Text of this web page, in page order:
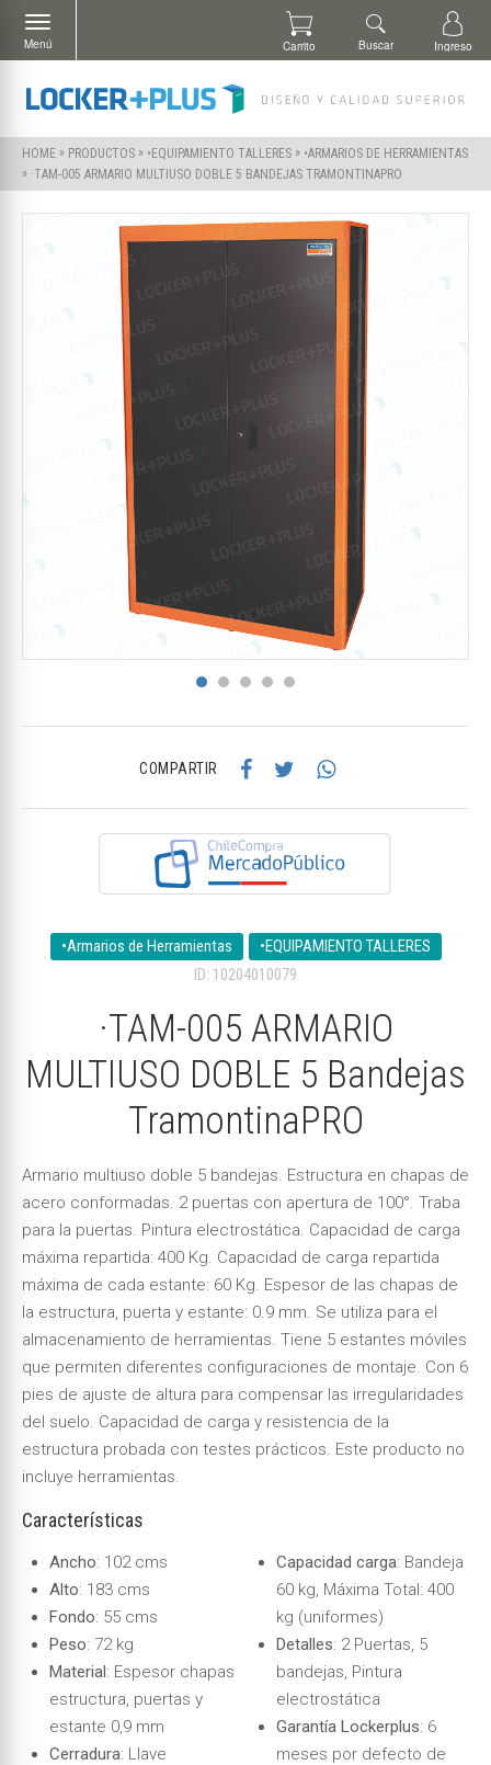
HOME » PRODUCTOS » •EQUIPAMIENTO TALLERES » •ARMARIOS DE HERRAMIENTAS
» ·TAM-005 ARMARIO MULTIUSO DOBLE 5 BANDEJAS TRAMONTINAPRO
COMPARTIR
•Armarios de Herramientas
•EQUIPAMIENTO TALLERES
ID: 10204010079
·TAM-005 ARMARIO
MULTIUSO DOBLE 5 Bandejas
TramontinaPRO
Armario multiuso doble 5 bandejas. Estructura en chapas de
acero conformadas. 2 puertas con apertura de 100°. Traba
para la puertas. Pintura electrostática. Capacidad de carga
máxima repartida: 400 Kg. Capacidad de carga repartida
máxima de cada estante: 60 Kg. Espesor de las chapas de
la estructura, puerta y estante: 0.9 mm. Se utiliza para el
almacenamiento de herramientas. Tiene 5 estantes móviles
que permiten diferentes configuraciones de montaje. Con 6
pies de ajuste de altura para compensar las irregularidades
del suelo. Capacidad de carga y resistencia de la
estructura probada con testes prácticos. Este producto no
incluye herramientas.
Características
Ancho: 102 cms
Alto: 183 cms
Fondo: 55 cms
Peso: 72 kg
Material: Espesor chapas
estructura, puertas y
estante 0,9 mm
Cerradura: Llave
Capacidad carga: Bandeja
60 kg, Máxima Total: 400
kg (uniformes)
Detalles: 2 Puertas, 5
bandejas, Pintura
electrostática
Garantía Lockerplus: 6
meses por defecto de
Menú Carrito Buscar Ingreso